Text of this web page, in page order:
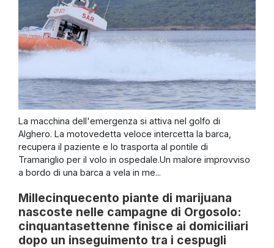
La macchina dell'emergenza si attiva nel golfo di
Alghero. La motovedetta veloce intercetta la barca,
recupera il paziente e lo trasporta al pontile di
Tramariglio per il volo in ospedale.Un malore improvviso
a bordo di una barca a vela in me...
Millecinquecento piante di marijuana
nascoste nelle campagne di Orgosolo:
cinquantasettenne finisce ai domiciliari
dopo un inseguimento tra i cespugli